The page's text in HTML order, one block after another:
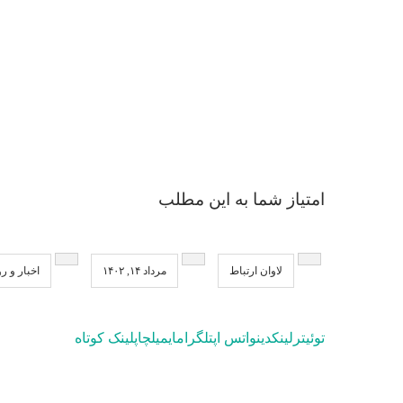
امتیاز شما به این مطلب
لاوان ارتباط مرداد ۱۴, ۱۴۰۲ اخبار و
توئیتر لینکدینواتس اپتلگرامایمیلچاپلینک کوتاه